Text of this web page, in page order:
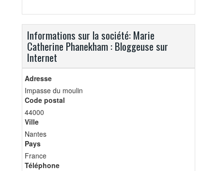
Informations sur la société: Marie
Catherine Phanekham : Bloggeuse sur
Internet
Adresse
Impasse du moulin
Code postal
44000
Ville
Nantes
Pays
France
Téléphone